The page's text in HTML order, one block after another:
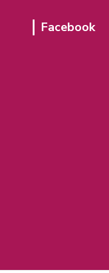
Facebook